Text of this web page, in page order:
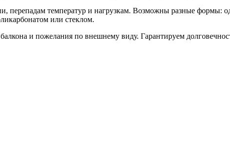
перепадам температур и нагрузкам. Возможны разные формы:
или стеклом.
и пожелания по внешнему виду. Гарантируем